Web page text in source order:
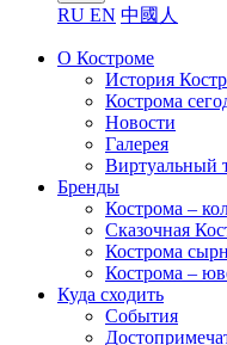
RU EN 中國人
О Костроме
История
Кострома
Новости
Галерея
Виртуальный
Бренды
Кострома –
Сказочная
Кострома
Кострома –
Куда сходить
События